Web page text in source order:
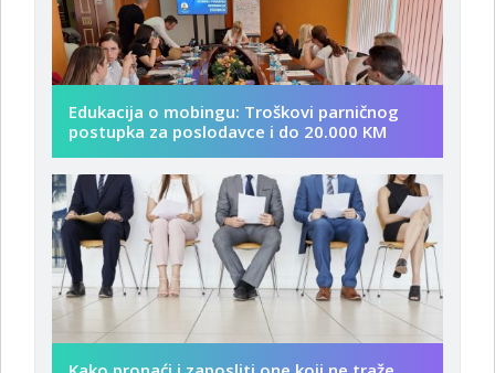
Edukacija o mobingu: Troškovi parničnog
postupka za poslodavce i do 20.000 KM